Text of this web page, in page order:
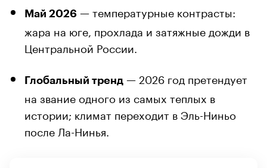
Май 2026 — температурные контрасты:
жара на юге, прохлада и затяжные дожди в
Центральной России.
Глобальный тренд — 2026 год претендует
на звание одного из самых теплых в
истории; климат переходит в Эль-Ниньо
после Ла-Нинья.